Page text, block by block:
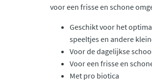
voor een frisse en schone
Geschikt voor het
speeltjes en andere
Voor de dagelijkse
Voor een frisse en
Met pro biotica